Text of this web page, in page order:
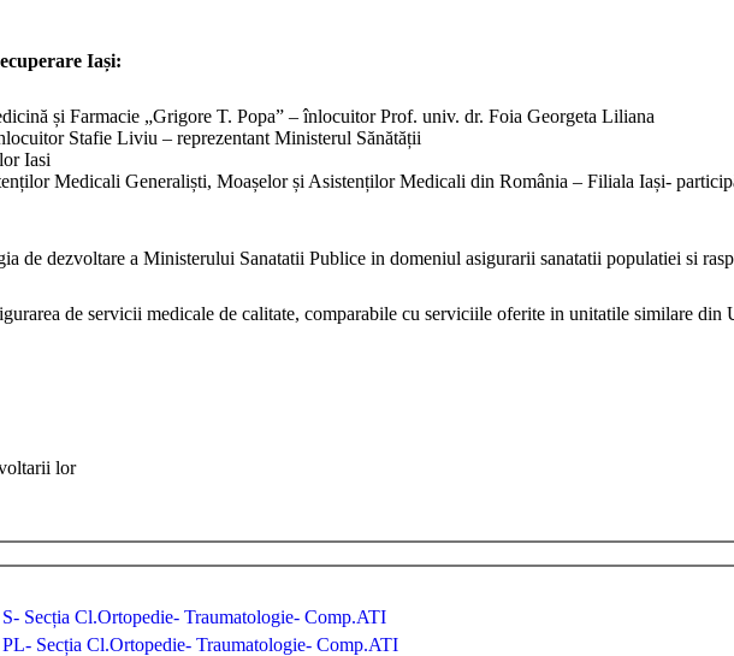
Iași:
și Farmacie „Grigore T. Popa” – înlocuitor Prof. univ. dr. Foia Georgeta Liliana
Stafie Liviu – reprezentant Ministerul Sănătății
Iasi
Medicali Generaliști, Moașelor și Asistenților Medicali din România – Filiala Iași-
de dezvoltare a Ministerului Sanatatii Publice in domeniul asigurarii sanatatii populatiei si
de servicii medicale de calitate, comparabile cu serviciile oferite in unitatile similare din
lor
Secția Cl.Ortopedie- Traumatologie- Comp.ATI
Secția Cl.Ortopedie- Traumatologie- Comp.ATI